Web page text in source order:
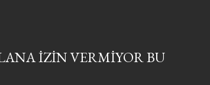
IZIN VERMIYOR BU